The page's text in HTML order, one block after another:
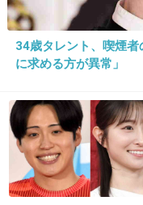
じゃああっちゃん
用しないで欲しい
もちろんこうい
その他のアイドル
27. 匿名2013/10/10(木) 23:42:39
34歳タレント、喫煙
に求める方が異常」